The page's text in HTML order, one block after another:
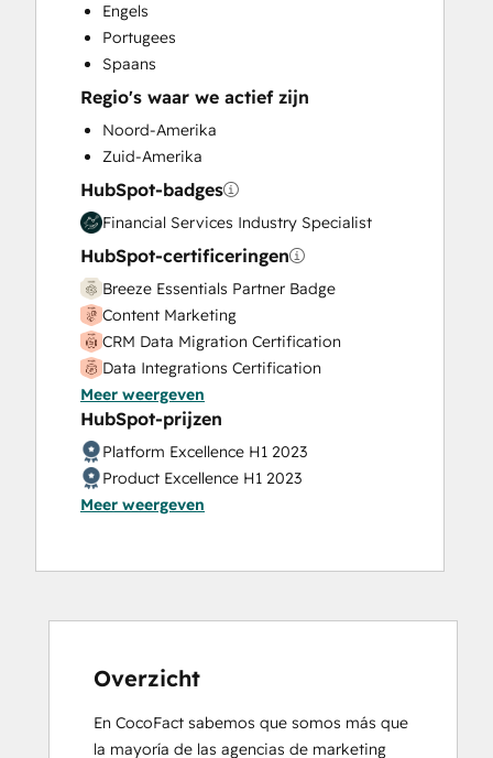
Engels
Portugees
Spaans
Regio's waar we actief zijn
Noord-Amerika
Zuid-Amerika
HubSpot-badges
Financial Services Industry Specialist
HubSpot-certificeringen
Breeze Essentials Partner Badge
Content Marketing
CRM Data Migration Certification
Data Integrations Certification
Digital Marketing
Email Marketing Certification
HubSpot Marketing Software
HubSpot Reporting
HubSpot Sales Hub Software
Objectives-Based Onboarding
Revenue Operations
Salesforce Integration Certification
Meer weergeven
HubSpot-prijzen
Platform Excellence H1 2023
Product Excellence H1 2023
Meer weergeven
Overzicht
En CocoFact sabemos que somos más que
la mayoría de las agencias de marketing